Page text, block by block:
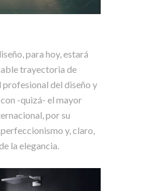
para hoy, estará
trayectoria de
del diseño y
-quizá- el mayor
por su
y, claro,
la elegancia.